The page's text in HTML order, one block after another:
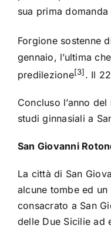
sua prima
Forgione sostenne
gennaio, l’ultima
predilezione[3]. Il
Concluso l’anno
studiginnasiali a
San Giovanni
La città di San
alcune tombe ed
consacrato a San
delle Due Sicilie ad